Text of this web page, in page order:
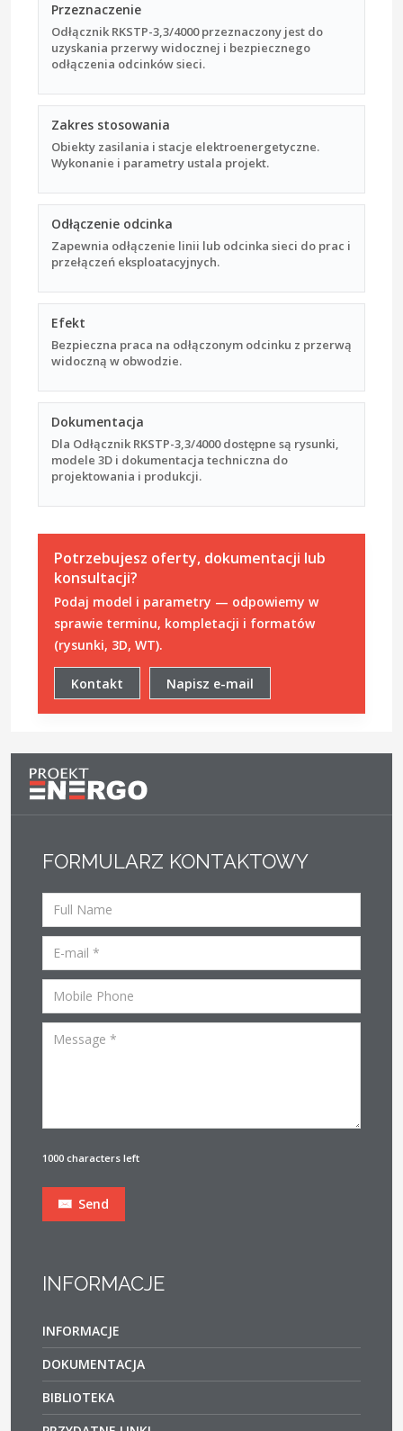
Przeznaczenie
Odłącznik RKSTP-3,3/4000 przeznaczony jest do
uzyskania przerwy widocznej i bezpiecznego
odłączenia odcinków sieci.
Zakres stosowania
Obiekty zasilania i stacje elektroenergetyczne.
Wykonanie i parametry ustala projekt.
Odłączenie odcinka
Zapewnia odłączenie linii lub odcinka sieci do prac i
przełączeń eksploatacyjnych.
Efekt
Bezpieczna praca na odłączonym odcinku z przerwą
widoczną w obwodzie.
Dokumentacja
Dla Odłącznik RKSTP-3,3/4000 dostępne są rysunki,
modele 3D i dokumentacja techniczna do
projektowania i produkcji.
Potrzebujesz oferty, dokumentacji lub
konsultacji?
Podaj model i parametry — odpowiemy w
sprawie terminu, kompletacji i formatów
(rysunki, 3D, WT).
Kontakt Napisz e-mail
FORMULARZ KONTAKTOWY
1000 characters left
Send
INFORMACJE
INFORMACJE
DOKUMENTACJA
BIBLIOTEKA